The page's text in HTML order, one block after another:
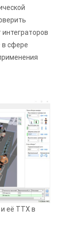
в сфере
и её ТТХ в